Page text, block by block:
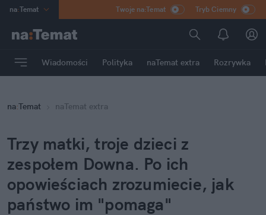
na:Temat
Poland
mama
Rozrywka
Twoje na:Temat Tryb Ciemny
Wiadomości Polityka naTemat extra Rozrywka
na:Temat naTemat extra
Trzy matki, troje dzieci z
zespołem Downa. Po ich
opowieściach zrozumiecie, jak
państwo im "pomaga"